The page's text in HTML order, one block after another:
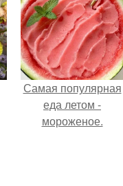
Самая популярная
еда летом -
мороженое.